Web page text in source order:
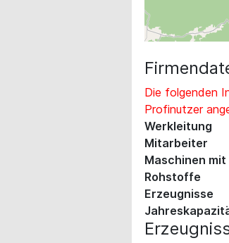
Die folgenden
Profinutzer
Werkleitung
Mitarbeiter
Maschinen
Rohstoffe
Erzeugnisse